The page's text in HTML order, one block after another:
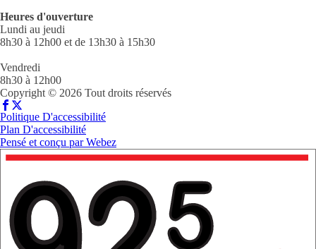
Heures d'ouverture
Lundi au jeudi
8h30 à 12h00 et de 13h30 à 15h30
Vendredi
8h30 à 12h00
Copyright © 2026 Tout droits réservés
Politique D'accessibilité
Plan D'accessibilité
Pensé et conçu parWebez